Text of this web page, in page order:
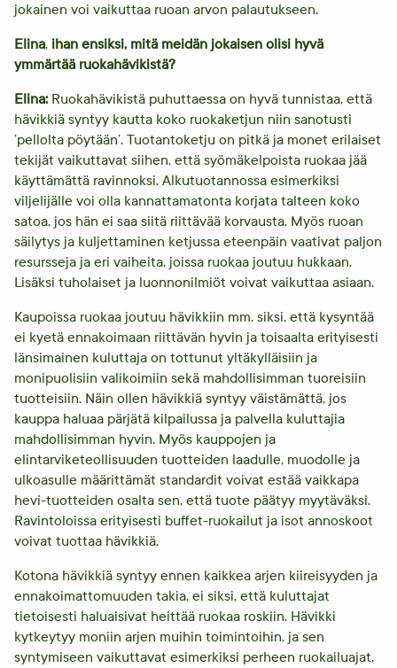
jokainen voi vaikuttaa ruoan arvon palautukseen.
Elina, ihan ensiksi, mitä meidän jokaisen olisi hyvä
ymmärtää ruokahävikistä?
Elina:Ruokahävikistä puhuttaessa on hyvä tunnistaa, että
hävikkiä syntyy kautta koko ruokaketjun niin sanotusti
’pellolta pöytään’. Tuotantoketju on pitkä ja monet erilaiset
tekijät vaikuttavat siihen, että syömäkelpoista ruokaa jää
käyttämättä ravinnoksi. Alkutuotannossa esimerkiksi
viljelijälle voi olla kannattamatonta korjata talteen koko
satoa, jos hän ei saa siitä riittävää korvausta. Myös ruoan
säilytys ja kuljettaminen ketjussa eteenpäin vaativat paljon
resursseja ja eri vaiheita, joissa ruokaa joutuu hukkaan.
Lisäksi tuholaiset ja luonnonilmiöt voivat vaikuttaa asiaan.
Kaupoissa ruokaa joutuu hävikkiin mm. siksi, että kysyntää
ei kyetä ennakoimaan riittävän hyvin ja toisaalta erityisesti
länsimainen kuluttaja on tottunut yltäkylläisiin ja
monipuolisiin valikoimiin sekä mahdollisimman tuoreisiin
tuotteisiin. Näin ollen hävikkiä syntyy väistämättä, jos
kauppa haluaa pärjätä kilpailussa ja palvella kuluttajia
mahdollisimman hyvin. Myös kauppojen ja
elintarviketeollisuuden tuotteiden laadulle, muodolle ja
ulkoasulle määrittämät standardit voivat estää vaikkapa
hevi-tuotteiden osalta sen, että tuote päätyy myytäväksi.
Ravintoloissa erityisesti buffet-ruokailut ja isot annoskoot
voivat tuottaa hävikkiä.
Kotona hävikkiä syntyy ennen kaikkea arjen kiireisyyden ja
ennakoimattomuuden takia, ei siksi, että kuluttajat
tietoisesti haluaisivat heittää ruokaa roskiin. Hävikki
kytkeytyy moniin arjen muihin toimintoihin, ja sen
syntymiseen vaikuttavat esimerkiksi perheen ruokailuajat,